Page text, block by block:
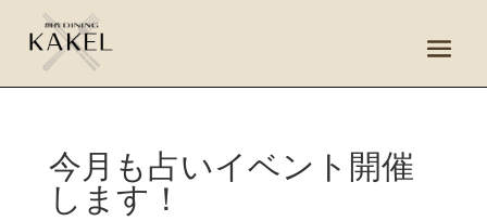
今月も占いイベント開催
します！